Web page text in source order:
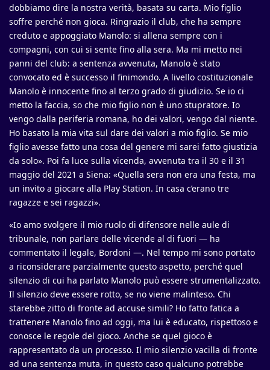
dobbiamo dire la nostra verità, basata su carta. Mio figlio
soffre perché non gioca. Ringrazio il club, che ha sempre
creduto e appoggiato Manolo: si allena sempre con i
compagni, con cui si sente fino alla sera. Ma mi metto nei
panni del club: a sentenza avvenuta, Manolo è stato
convocato ed è successo il finimondo. A livello costituzionale
Manolo è innocente fino al terzo grado di giudizio. Se io ci
metto la faccia, so che mio figlio non è uno stupratore. Io
vengo dalla periferia romana, ho dei valori, vengo dal niente.
Ho basato la mia vita sul dare dei valori a mio figlio. Se mio
figlio avesse fatto una cosa del genere mi sarei fatto giustizia
da solo». Poi fa luce sulla vicenda, avvenuta tra il 30 e il 31
maggio del 2021 a Siena: «Quella sera non era una festa, ma
un invito a giocare alla Play Station. In casa c’erano tre
ragazze e sei ragazzi».
«Io amo svolgere il mio ruolo di difensore nelle aule di
tribunale, non parlare delle vicende al di fuori — ha
commentato il legale, Bordoni —. Nel tempo mi sono portato
a riconsiderare parzialmente questo aspetto, perché quel
silenzio di cui ha parlato Manolo può essere strumentalizzato.
Il silenzio deve essere rotto, se no viene malinteso. Chi
starebbe zitto di fronte ad accuse simili? Ho fatto fatica a
trattenere Manolo fino ad oggi, ma lui è educato, rispettoso e
conosce le regole del gioco. Anche se quel gioco è
rappresentato da un processo. Il mio silenzio vacilla di fronte
ad una sentenza muta, in questo caso qualcuno potrebbe